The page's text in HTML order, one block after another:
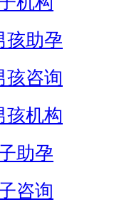
孩助孕
孩咨询
孩机构
助孕
咨询